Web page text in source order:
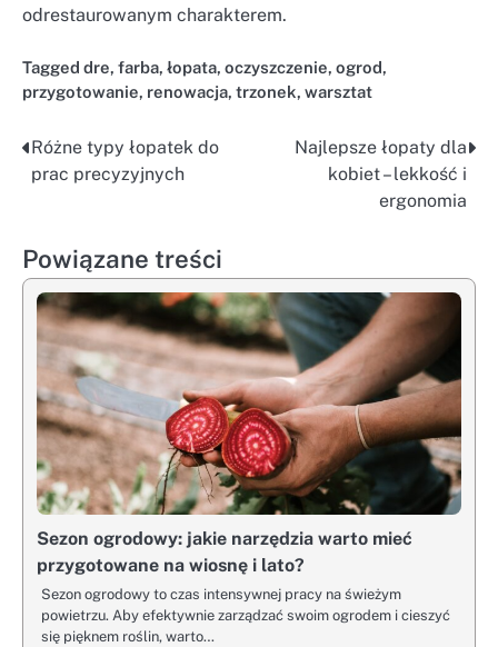
odrestaurowanym charakterem.
Tagged dre, farba, łopata, oczyszczenie, ogrod,
przygotowanie, renowacja, trzonek, warsztat
Nawigacja
wpisu
Różne typy łopatek do
prac precyzyjnych
Najlepsze łopaty dla
kobiet – lekkość i
ergonomia
Powiązane treści
Sezon ogrodowy: jakie narzędzia warto mieć
przygotowane na wiosnę i lato?
Sezon ogrodowy to czas intensywnej pracy na świeżym
powietrzu. Aby efektywnie zarządzać swoim ogrodem i cieszyć
się pięknem roślin, warto…